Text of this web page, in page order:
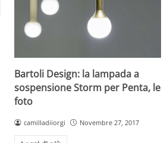
Bartoli Design: la lampada a
sospensione Storm per Penta, le
foto
camilladiiorgi Novembre 27, 2017